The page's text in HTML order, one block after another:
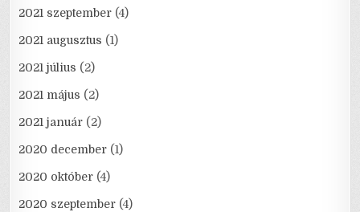
2021 szeptember (4)
2021 augusztus (1)
2021 július (2)
2021 május (2)
2021 január (2)
2020 december (1)
2020 október (4)
2020 szeptember (4)